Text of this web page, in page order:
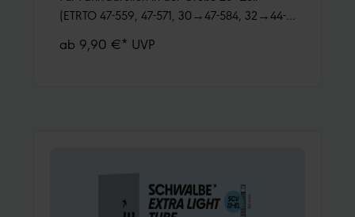
(ETRTO 47-559, 47-571, 30→47-584, 32→44-
überdurchschnittlich lang. Dank bester
ab 9,90 €* UVP